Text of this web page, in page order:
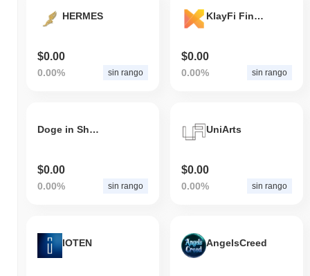
HERMES
$0.00
0.00% sin rango
KlayFi Finance
$0.00
0.00% sin rango
Doge in Shiba
$0.00
0.00% sin rango
UniArts
$0.00
0.00% sin rango
IOTEN AngelsCreed